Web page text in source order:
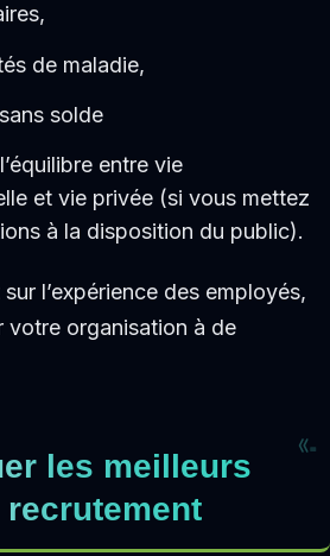
de maladie,
solde
entre vie
et vie privée (si vous mettez
à la disposition du public).
l’expérience des employés,
votre organisation à de
les meilleurs